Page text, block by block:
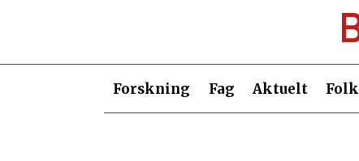
Forskning Fag Aktuelt Folk